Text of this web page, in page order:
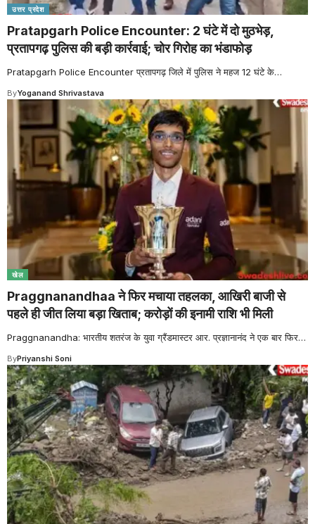
उत्तर प्रदेश
Pratapgarh Police Encounter: 2 घंटे में दो मुठभेड़,
प्रतापगढ़ पुलिस की बड़ी कार्रवाई; चोर गिरोह का भंडाफोड़
Pratapgarh Police Encounter प्रतापगढ़ जिले में पुलिस ने महज 12 घंटे के…
ByYoganand Shrivastava
खेल
Praggnanandhaa ने फिर मचाया तहलका, आखिरी बाजी से
पहले ही जीत लिया बड़ा खिताब; करोड़ों की इनामी राशि भी मिली
Praggnanandha: भारतीय शतरंज के युवा ग्रैंडमास्टर आर. प्रज्ञानानंद ने एक बार फिर…
ByPriyanshi Soni